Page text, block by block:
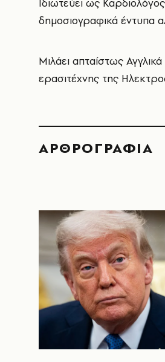
Ιδιωτεύει ως
δημοσιογραφικά έντυπα
Μιλάει απταίστως
ερασιτέχνης της
ΑΡΘΡΟΓΡΑΦΙΑ